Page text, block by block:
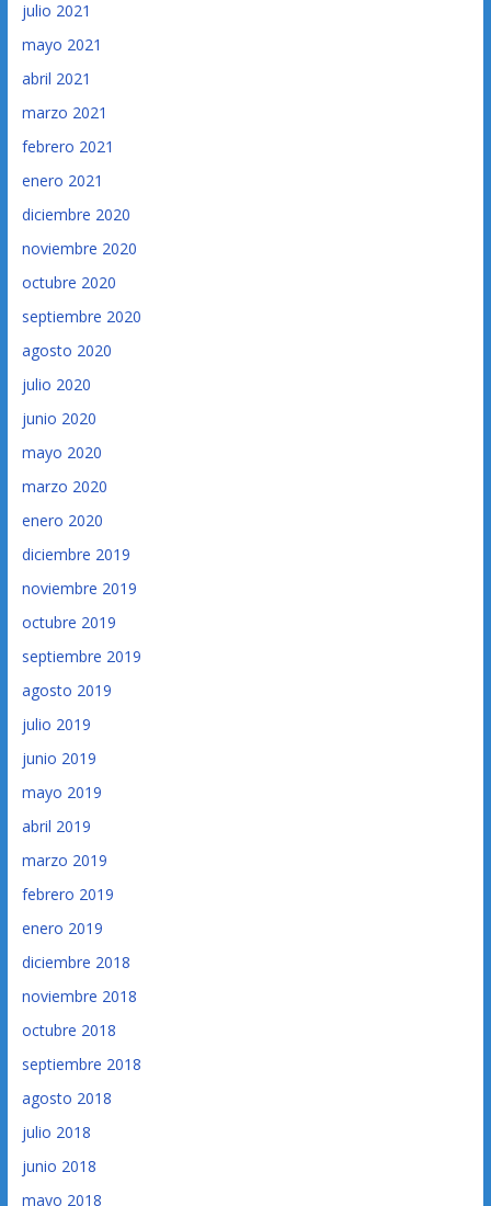
julio 2021
mayo 2021
abril 2021
marzo 2021
febrero 2021
enero 2021
diciembre 2020
noviembre 2020
octubre 2020
septiembre 2020
agosto 2020
julio 2020
junio 2020
mayo 2020
marzo 2020
enero 2020
diciembre 2019
noviembre 2019
octubre 2019
septiembre 2019
agosto 2019
julio 2019
junio 2019
mayo 2019
abril 2019
marzo 2019
febrero 2019
enero 2019
diciembre 2018
noviembre 2018
octubre 2018
septiembre 2018
agosto 2018
julio 2018
junio 2018
mayo 2018